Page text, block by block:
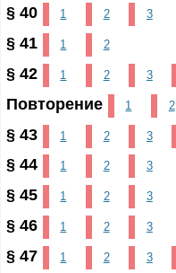
§ 40 1 2 3
§ 41 1 2
§ 42 1 2 3
Повторение 1 2
§ 43 1 2 3
§ 44 1 2 3
§ 45 1 2 3
§ 46 1 2 3
§ 47 1 2 3